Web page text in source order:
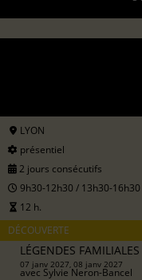
LYON
présentiel
2 jours consécutifs
9h30-12h30 / 13h30-16h30
12 h.
DÉCOUVERTE
LÉGENDES FAMILIALES
07 janv 2027, 08 janv 2027
avec Sylvie Neron-Bancel